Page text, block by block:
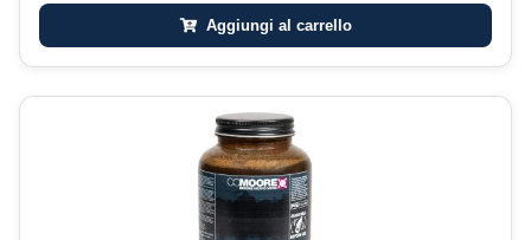
Aggiungi al carrello